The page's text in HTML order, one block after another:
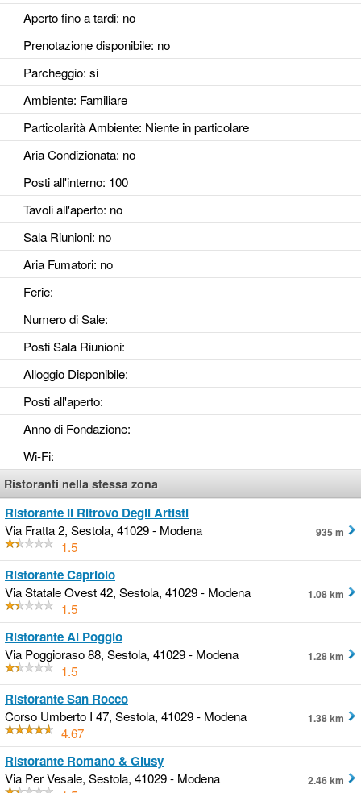
Aperto fino a tardi: no
Prenotazione disponibile: no
Parcheggio: si
Ambiente: Familiare
Particolarità Ambiente: Niente in particolare
Aria Condizionata: no
Posti all'interno: 100
Tavoli all'aperto: no
Sala Riunioni: no
Aria Fumatori: no
Ferie:
Numero di Sale:
Posti Sala Riunioni:
Alloggio Disponibile:
Posti all'aperto:
Anno di Fondazione:
Wi-Fi:
Ristoranti nella stessa zona
Ristorante Il Ritrovo Degli Artisti
Via Fratta 2, Sestola, 41029 - Modena
1.5
935 m
Ristorante Capriolo
Via Statale Ovest 42, Sestola, 41029 - Modena
1.5
1.08 km
Ristorante Al Poggio
Via Poggioraso 88, Sestola, 41029 - Modena
1.5
1.28 km
Ristorante San Rocco
Corso Umberto I 47, Sestola, 41029 - Modena
4.67
1.38 km
Ristorante Romano & Giusy
Via Per Vesale, Sestola, 41029 - Modena
2.46 km